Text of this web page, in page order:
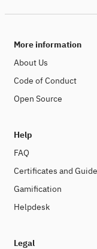
More information
About Us
Code of Conduct
Open Source
Help
FAQ
Certificates and
Gamification
Helpdesk
Legal